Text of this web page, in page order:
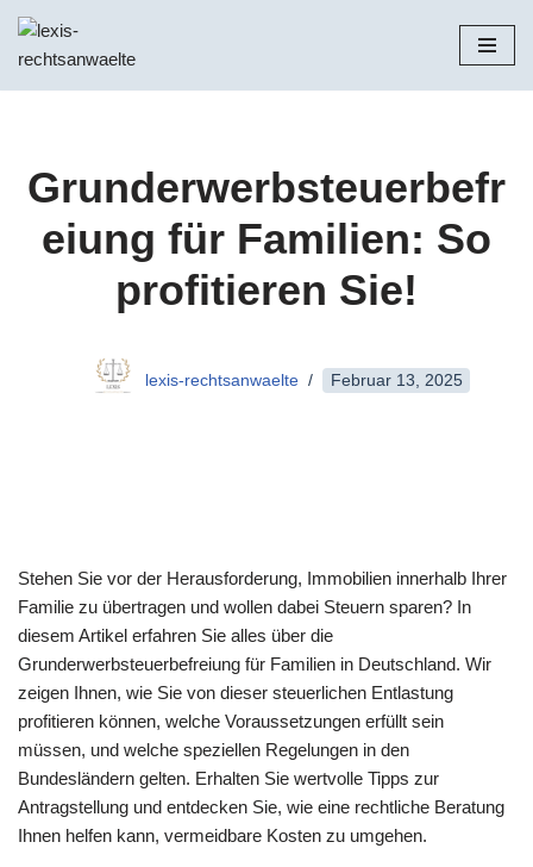
Zum
Inhalt
Grunderwerbsteuerbefr
eiung für Familien: So
profitieren Sie!
lexis-rechtsanwaelte Februar 13, 2025
Stehen Sie vor der Herausforderung, Immobilien innerhalb Ihrer
Familie zu übertragen und wollen dabei Steuern sparen? In
diesem Artikel erfahren Sie alles über die
Grunderwerbsteuerbefreiung für Familien in Deutschland. Wir
zeigen Ihnen, wie Sie von dieser steuerlichen Entlastung
profitieren können, welche Voraussetzungen erfüllt sein
müssen, und welche speziellen Regelungen in den
Bundesländern gelten. Erhalten Sie wertvolle Tipps zur
Antragstellung und entdecken Sie, wie eine rechtliche Beratung
Ihnen helfen kann, vermeidbare Kosten zu umgehen.